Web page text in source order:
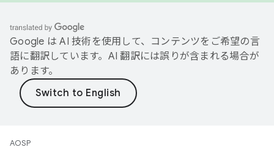
Google は AI 技術を使用して、コンテンツをご希望の言
語に翻訳しています。AI 翻訳には誤りが含まれる場合が
あります。
AOSP